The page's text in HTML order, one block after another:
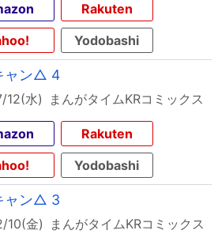
Rakuten
Yodobashi
ャン△ 4
12(水) まんがタイムKRコミックス
Rakuten
Yodobashi
ャン△ 3
10(金) まんがタイムKRコミックス